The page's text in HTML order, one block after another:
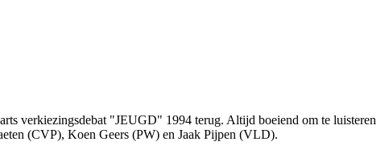
verkiezingsdebat "JEUGD" 1994 terug. Altijd boeiend om te luisteren
(CVP), Koen Geers (PW) en Jaak Pijpen (VLD).